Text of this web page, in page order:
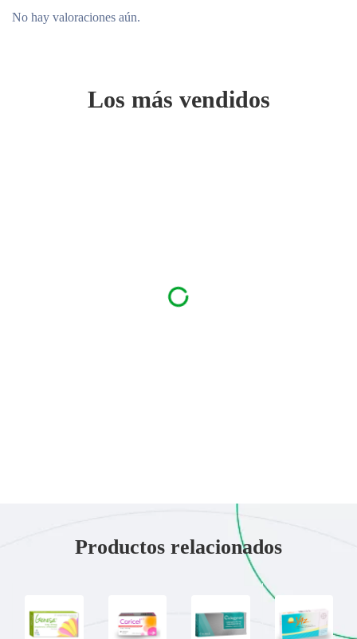
No hay valoraciones aún.
Los más vendidos
Productos relacionados